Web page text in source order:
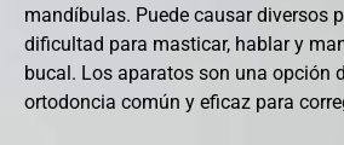
mandíbulas. Puede causar diversos
dificultad para masticar, hablar y
bucal. Los aparatos son una opción
ortodoncia común y eficaz para